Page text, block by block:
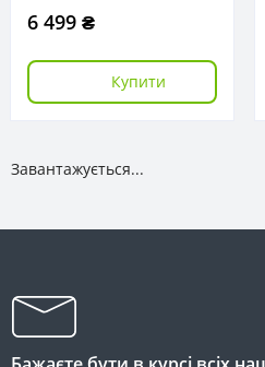
6 499 ₴
Купити
Завантажується...